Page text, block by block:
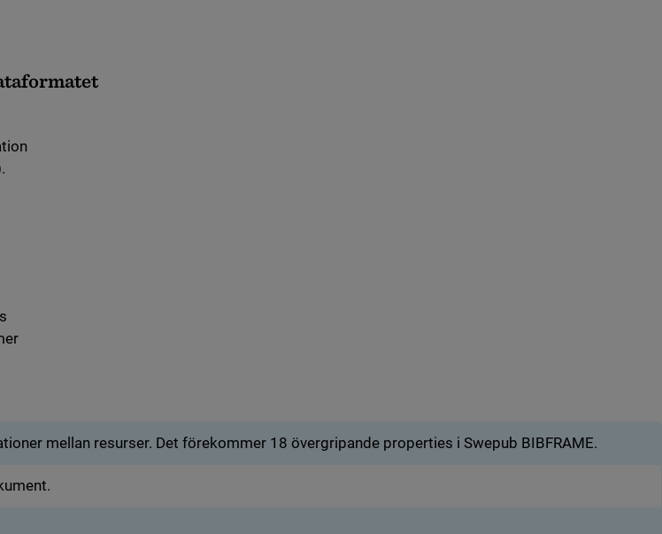
till annan webbplats.
mellan resurser. Det förekommer 18 övergripande properties i Swepub BIBFRAME.